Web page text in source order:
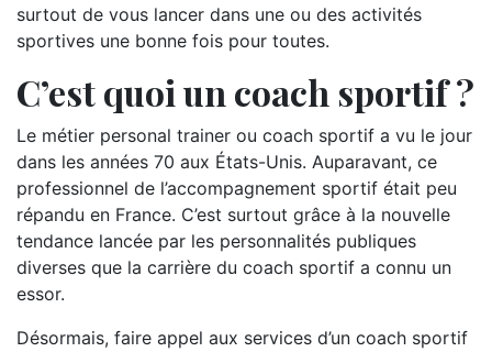
surtout de vous lancer dans une ou des activités
sportives une bonne fois pour toutes.
C’est quoi un coach sportif ?
Le métier personal trainer ou coach sportif a vu le jour
dans les années 70 aux États-Unis. Auparavant, ce
professionnel de l’accompagnement sportif était peu
répandu en France. C’est surtout grâce à la nouvelle
tendance lancée par les personnalités publiques
diverses que la carrière du coach sportif a connu un
essor.
Désormais, faire appel aux services d’un coach sportif